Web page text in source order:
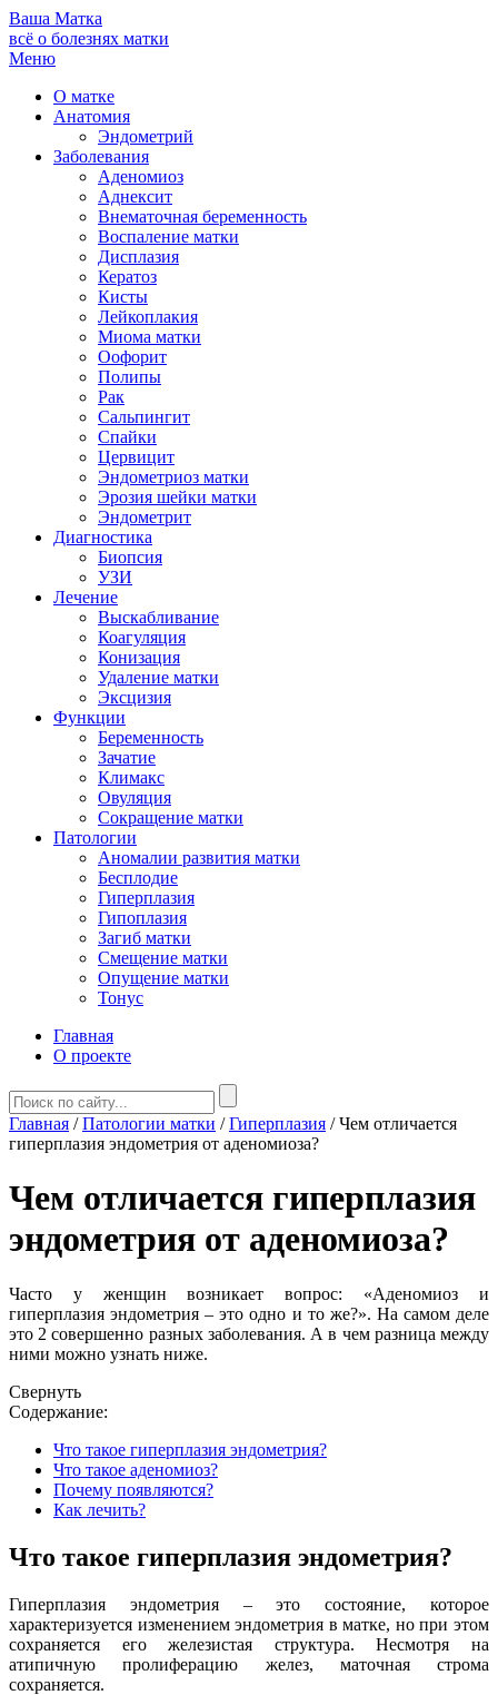
Ваша Матка
всё о болезнях матки
Меню
О матке
Анатомия
Эндометрий
Заболевания
Аденомиоз
Аднексит
Внематочная беременность
Воспаление матки
Дисплазия
Кератоз
Кисты
Лейкоплакия
Миома матки
Оофорит
Полипы
Рак
Сальпингит
Спайки
Цервицит
Эндометриоз матки
Эрозия шейки матки
Эндометрит
Диагностика
Биопсия
УЗИ
Лечение
Выскабливание
Коагуляция
Конизация
Удаление матки
Эксцизия
Функции
Беременность
Зачатие
Климакс
Овуляция
Сокращение матки
Патологии
Аномалии развития матки
Бесплодие
Гиперплазия
Гипоплазия
Загиб матки
Смещение матки
Опущение матки
Тонус
Главная
О проекте
Главная /Патологии матки /Гиперплазия /Чем отличается
гиперплазия эндометрия от аденомиоза?
Чем отличается гиперплазия
эндометрия от аденомиоза?
Часто у женщин возникает вопрос: «Аденомиоз и
гиперплазия эндометрия – это одно и то же?». На самом деле
это 2 совершенно разных заболевания. А в чем разница между
ними можно узнать ниже.
Свернуть
Содержание:
Что такое гиперплазия эндометрия?
Что такое аденомиоз?
Почему появляются?
Как лечить?
Что такое гиперплазия эндометрия?
Гиперплазия эндометрия – это состояние, которое
характеризуется изменением эндометрия в матке, но при этом
сохраняется его железистая структура. Несмотря на
атипичную пролиферацию желез, маточная строма
сохраняется.